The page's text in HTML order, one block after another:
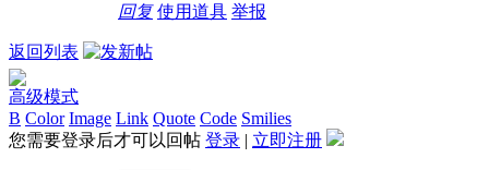
回复 使用道具 举报
返回列表
高级模式
B Color Image Link Quote Code Smilies
您需要登录后才可以回帖 登录 | 立即注册